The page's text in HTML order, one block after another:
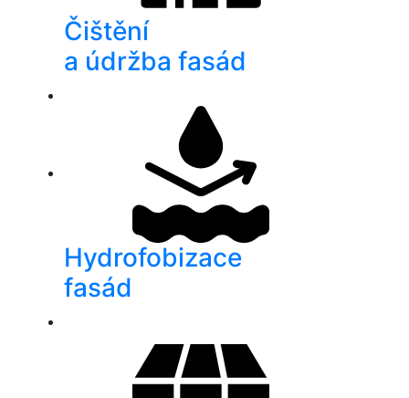
Čištění
a údržba fasád
Hydrofobizace
fasád